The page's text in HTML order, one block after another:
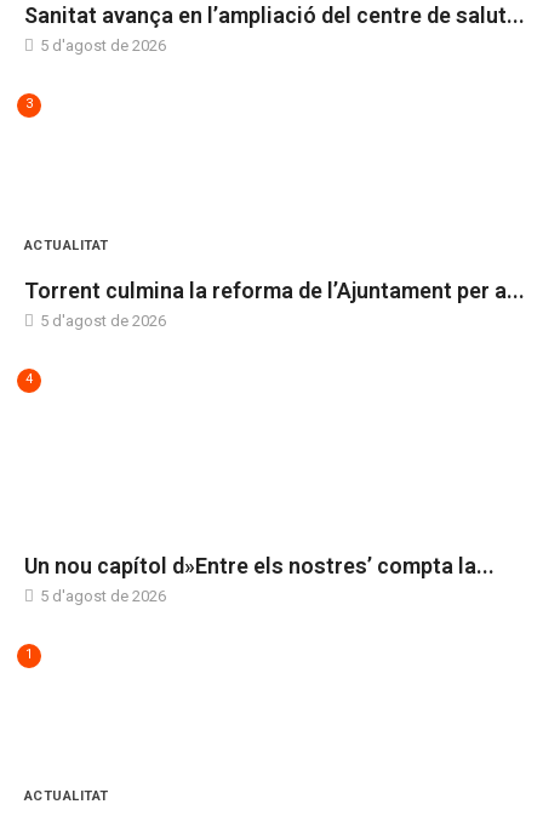
Sanitat avança en l’ampliació del centre de salut...
5 d'agost de 2026
3
ACTUALITAT
Torrent culmina la reforma de l’Ajuntament per a...
5 d'agost de 2026
4
Un nou capítol d»Entre els nostres’ compta la...
5 d'agost de 2026
1
ACTUALITAT